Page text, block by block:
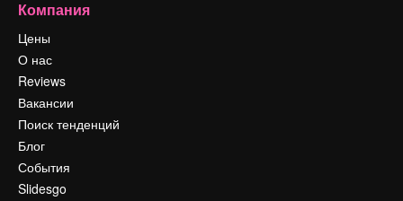
Компания
Цены
О нас
Reviews
Вакансии
Поиск тенденций
Блог
События
Slidesgo